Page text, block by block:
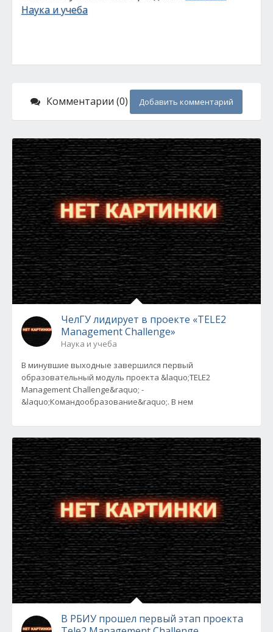
Наука и учеба
Комментарии (0) Добавить комментарий
ЧелГУ лидирует в проекте «TELE2
Management Challenge»
Наука и учеба
В минувшие выходные завершился первый
образовательный модуль проекта &laquo;TELE2
Management Challenge&raquo; -
&laquo;Командообразование&raquo;. В нем
В РБИУ прошел первый этап проекта